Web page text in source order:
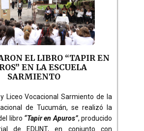
EL LIBRO “TAPIR EN
EN LA ESCUELA
SARMIENTO
Liceo Vocacional Sarmiento de la
de Tucumán, se realizó la
libro “Tapir en Apuros”, producido
de EDUNT, en conjunto con